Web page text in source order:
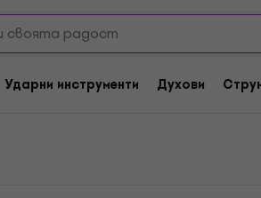
Ударни инструменти Духови